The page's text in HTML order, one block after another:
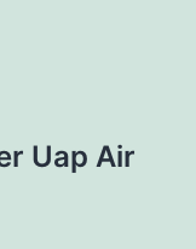
Uap Air